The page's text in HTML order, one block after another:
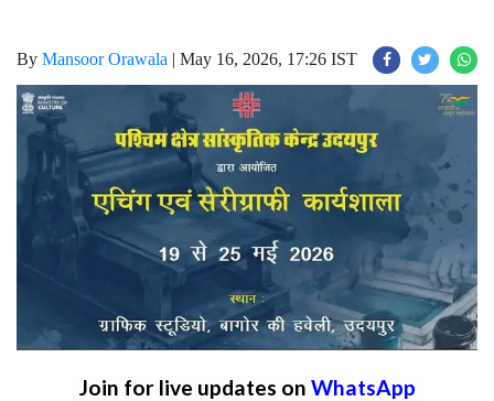
By Mansoor Orawala | May 16, 2026, 17:26 IST
Join for live updates on WhatsApp